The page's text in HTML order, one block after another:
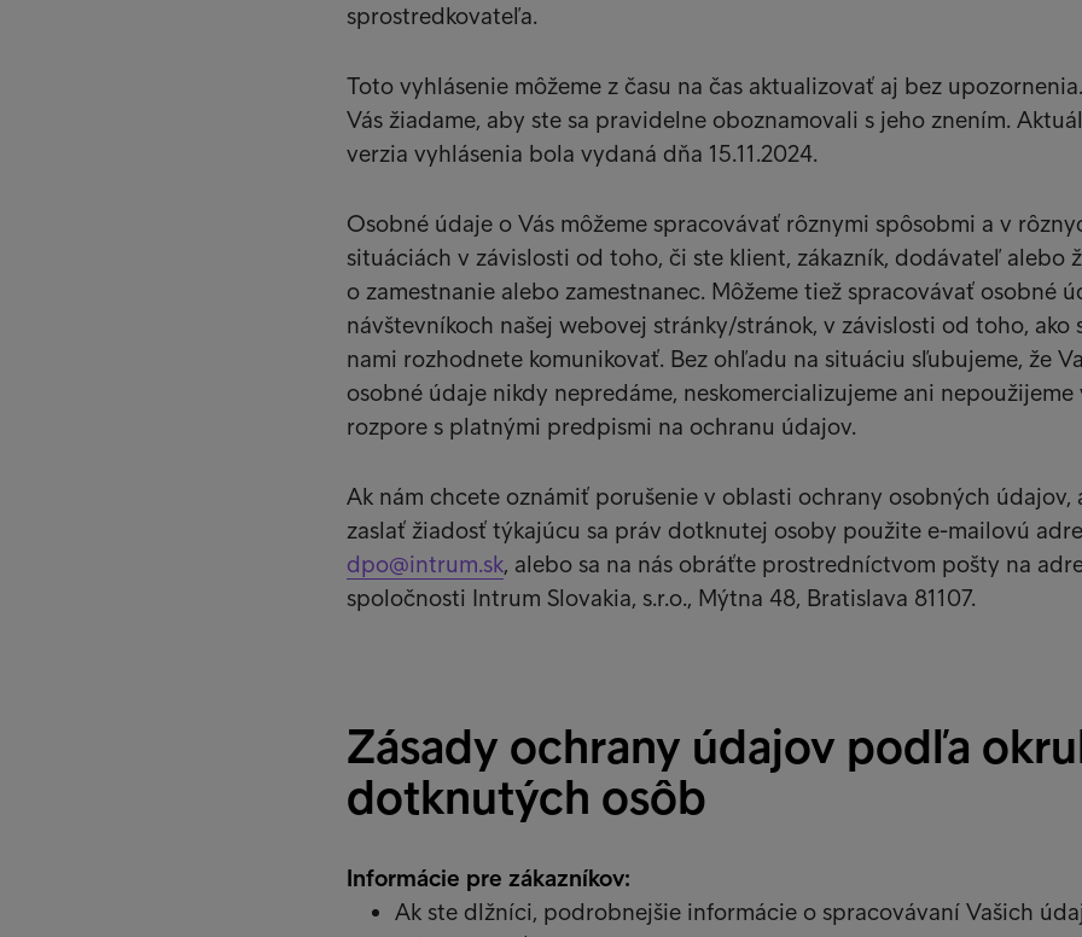
sprostredkovateľa.
Toto vyhlásenie môžeme z času na čas aktualizovať aj bez
Vás žiadame, aby ste sa pravidelne oboznamovali s jeho znením.
verzia vyhlásenia bola vydaná dňa 15.11.2024.
Osobné údaje o Vás môžeme spracovávať rôznymi spôsobmi a v
situáciách v závislosti od toho, či ste klient, zákazník, dodávateľ alebo
o zamestnanie alebo zamestnanec. Môžeme tiež spracovávať osobné
návštevníkoch našej webovej stránky/stránok, v závislosti od toho, ako
nami rozhodnete komunikovať. Bez ohľadu na situáciu sľubujeme, že
osobné údaje nikdy nepredáme, neskomercializujeme ani nepoužijeme
rozpore s platnými predpismi na ochranu údajov.
Ak nám chcete oznámiť porušenie v oblasti ochrany osobných údajov,
zaslať žiadosť týkajúcu sa práv dotknutej osoby použite e-mailovú
dpo@intrum.sk, alebo sa na nás obráťte prostredníctvom pošty na
spoločnosti Intrum Slovakia, s.r.o., Mýtna 48, Bratislava 81107.
Zásady ochrany údajov podľa
dotknutých osôb
Informácie pre zákazníkov:
Ak ste dlžníci, podrobnejšie informácie o spracovávaní Vašich